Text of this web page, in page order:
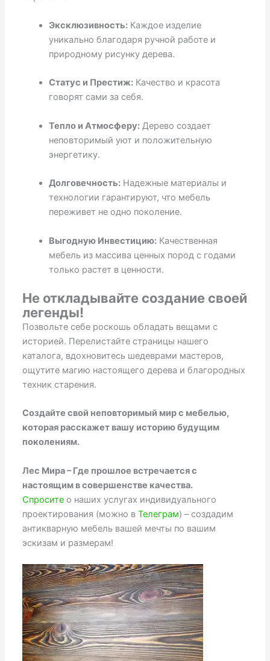
Эксклюзивность:Каждое изделие
уникально благодаря ручной работе и
природному рисунку дерева.
Статус и Престиж:Качество и красота
говорят сами за себя.
Тепло и Атмосферу:Дерево создает
неповторимый уют и положительную
энергетику.
Долговечность:Надежные материалы и
технологии гарантируют, что мебель
переживет не одно поколение.
Выгодную Инвестицию:Качественная
мебель из массива ценных пород с годами
только растет в ценности.
Не откладывайте создание своей
легенды!
Позвольте себе роскошь обладать вещами с
историей. Перелистайте страницы нашего
каталога, вдохновитесь шедеврами мастеров,
ощутите магию настоящего дерева и благородных
техник старения.
Создайте свой неповторимый мир с мебелью,
которая расскажет вашу историю будущим
поколениям.
Лес Мира – Где прошлое встречается с
настоящим в совершенстве качества.
Спросите о наших услугах индивидуального
проектирования (можно вТелеграм) – создадим
антикварную мебель вашей мечты по вашим
эскизам и размерам!